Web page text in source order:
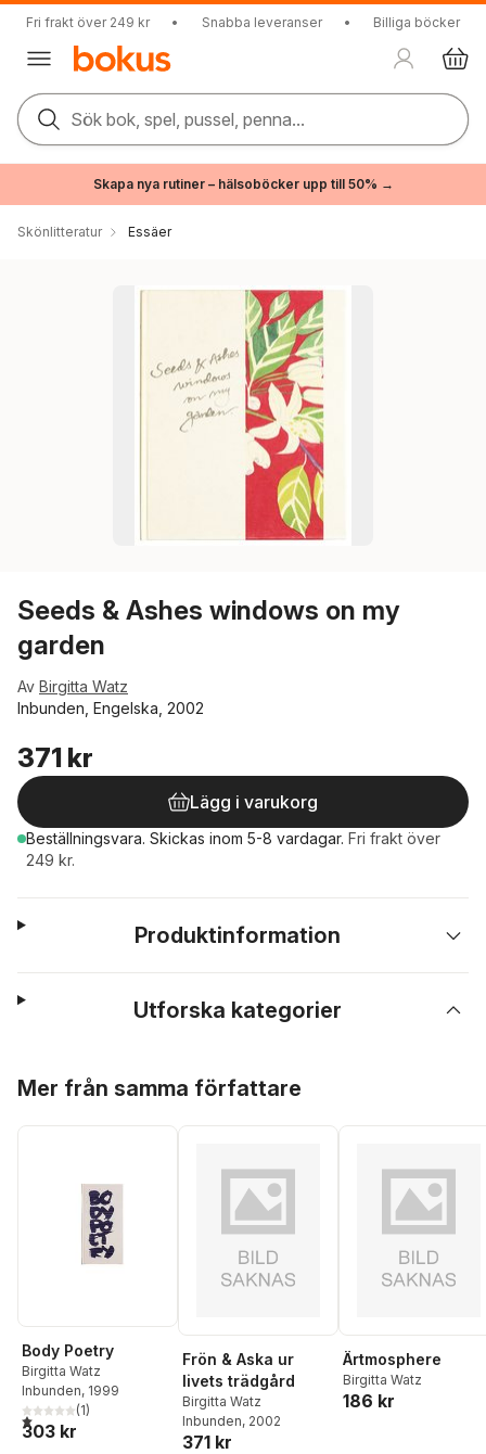
Fri frakt över 249 kr • Snabba leveranser • Billiga böcker
Sök bok, spel, pussel, penna...
Skapa nya rutiner – hälsoböcker upp till 50% →
Skönlitteratur Essäer
Seeds & Ashes windows on my
garden
Av Birgitta Watz
Inbunden, Engelska, 2002
371 kr
Lägg i varukorg
Beställningsvara. Skickas inom 5-8 vardagar. Fri frakt över
249 kr.
Produktinformation
Utforska kategorier
Mer från samma författare
Body Poetry
Birgitta Watz
Inbunden, 1999
1,0utav 5 stjärnor. Totalt antal röster:
(1)
303 kr
Frön & Aska ur
livets trädgård
Birgitta Watz
Inbunden, 2002
371 kr
Ärtmosphere
Birgitta Watz
186 kr